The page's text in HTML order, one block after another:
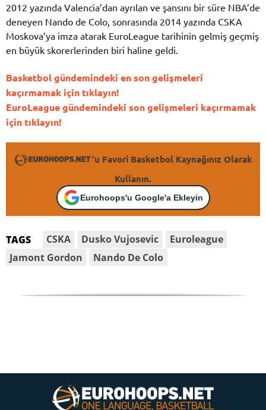
2012 yazında Valencia’dan ayrılan ve şansını bir süre NBA’de
deneyen Nando de Colo, sonrasında 2014 yazında CSKA
Moskova’ya imza atarak EuroLeague tarihinin gelmiş geçmiş
en büyük skorerlerinden biri haline geldi.
Basketbol gündemindeki en son gelişmeleri
kaçırmamak için tıklayın!
EuroLeague gündemindeki son gelişmeleri kaçırmamak
için tıklayın!
'u Favori Basketbol Kaynağınız Olarak
Kullanın.
Eurohoops'u Google'a Ekleyin
TAGS CSKA Dusko Vujosevic
Euroleague
Jamont Gordon
Nando De Colo